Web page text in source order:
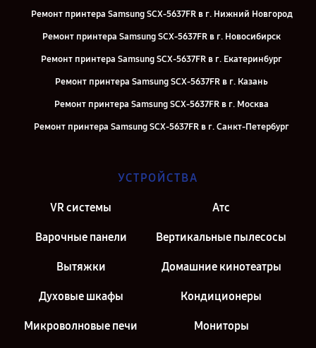
Ремонт принтера Samsung SCX-5637FR в г. Нижний Новгород
Ремонт принтера Samsung SCX-5637FR в г. Новосибирск
Ремонт принтера Samsung SCX-5637FR в г. Екатеринбург
Ремонт принтера Samsung SCX-5637FR в г. Казань
Ремонт принтера Samsung SCX-5637FR в г. Москва
Ремонт принтера Samsung SCX-5637FR в г. Санкт-Петербург
УСТРОЙСТВА
VR системы Атс
Варочные панели Вертикальные пылесосы
Вытяжки Домашние кинотеатры
Духовые шкафы Кондиционеры
Микроволновые печи Мониторы